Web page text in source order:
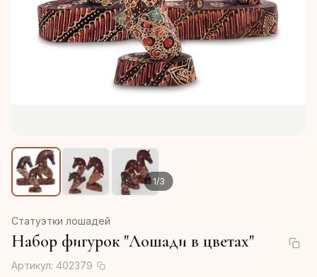
1/3
Статуэтки лошадей
Набор фигурок "Лошади в цветах"
Артикул: 402379